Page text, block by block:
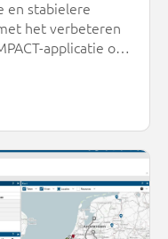
en stabielere
het verbeteren
applicatie om
kondigen een
hebben de